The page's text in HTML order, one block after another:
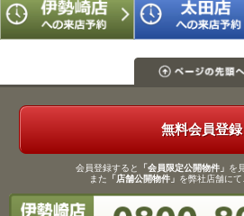
無料会員登録
会員登録すると 「会員限定公開物件」 を
また 「店舗公開物件」 を弊社店舗にて